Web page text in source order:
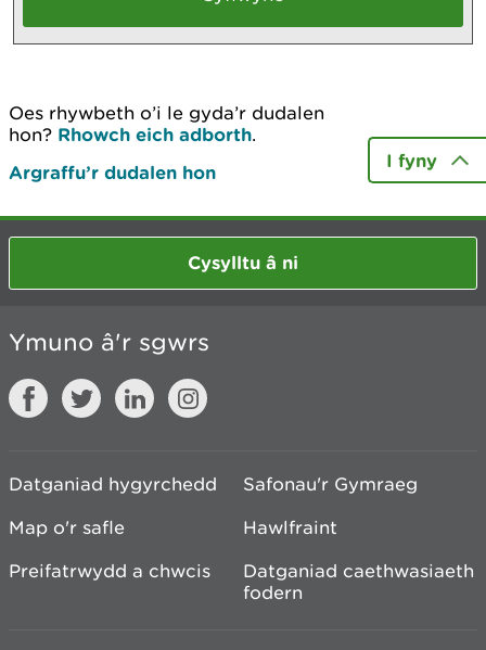
Oes rhywbeth o’i le gyda’r dudalen
hon? Rhowch eich adborth.
Argraffu’r dudalen hon
I fyny
Cysylltu â ni
Ymuno â'r sgwrs
Datganiad hygyrchedd
Safonau'r Gymraeg
Map o'r safle
Hawlfraint
Preifatrwydd a chwcis
Datganiad caethwasiaeth
fodern